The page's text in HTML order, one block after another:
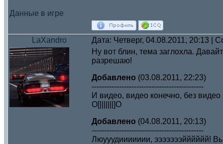
Данные в игре
LaXandro Дата: Четверг, 04.08.2011, 20:13 |
Ну вот блин, тема заглохла.
разрешаю!
Добавлено (03.08.2011, 22:23)
---------------------------------------------
И видео, видео конечно, без видео
O[|||||||]O
Добавлено (04.08.2011, 20:13)
---------------------------------------------
Люууудиииииии, эээээээйййййй!